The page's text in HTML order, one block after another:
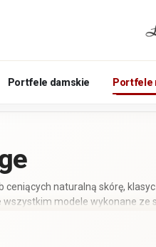
Portfele damskie Portfele
naturalną skórę,
modele wykonane ze
klasycznym rzemiosłem.